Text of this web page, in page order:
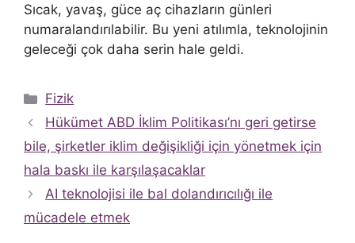
Sıcak, yavaş, güce aç cihazların günleri
numaralandırılabilir. Bu yeni atılımla, teknolojinin
geleceği çok daha serin hale geldi.
Kategoriler
Fizik
Hükümet ABD İklim Politikası’nı geri getirse
bile, şirketler iklim değişikliği için yönetmek için
hala baskı ile karşılaşacaklar
AI teknolojisi ile bal dolandırıcılığı ile
mücadele etmek